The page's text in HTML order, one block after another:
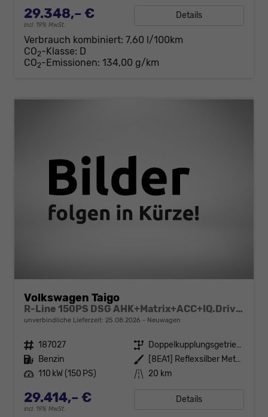
29.348,– €
incl. 19% MwSt.
Details
Verbrauch kombiniert: 7,60 l/100km
CO2-Klasse: D
CO2-Emissionen: 134,00 g/km
Volkswagen Taigo
R-Line 150PS DSG AHK+Matrix+ACC+IQ.Drive+Black+Kamera+Keyless+Alu18+Sitzhz
unverbindliche Lieferzeit: 25.08.2026 Neuwagen
Fahrzeugnr. 187027 Getriebe
Doppelkupplungsgetriebe (DSG)
Kraftstoff Benzin Außenfarbe
[8EA1] Reflexsilber Metallic / Dach Schwarz
Leistung 110 kW (150 PS) Kilometerstand 20 km
29.414,– €
incl. 19% MwSt.
Details